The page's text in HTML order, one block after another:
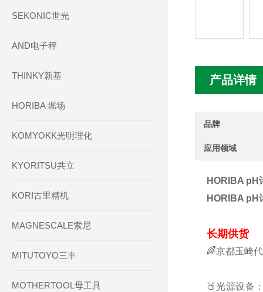
产品详情
品牌
应用领域
HORIBA pH
HORIBA pH
长期供货
🌈京都玉崎
🍑光源设备
SEKONIC世光
AND电子秤
THINKY新基
HORIBA 堀场
KOMYOKK光明理化
KYORITSU共立
KORI古里精机
MAGNESCALE索尼
MITUTOYO三丰
MOTHERTOOL母工具